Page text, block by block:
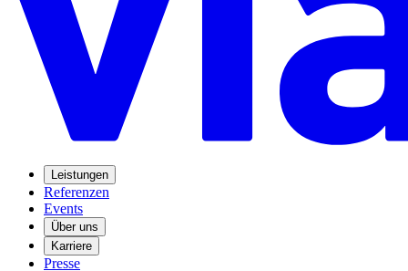
Leistungen
Referenzen
Events
Über uns
Karriere
Presse